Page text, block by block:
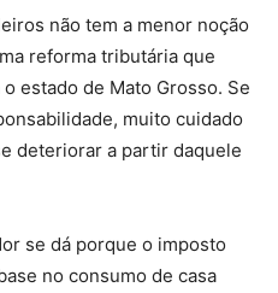
não tem a menor noção
reforma tributária que
estado de Mato Grosso. Se
muito cuidado
deteriorar a partir daquele
se dá porque o imposto
no consumo de casa